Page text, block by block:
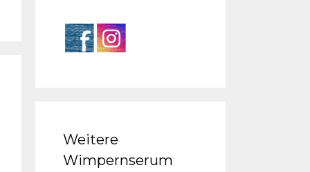
Weitere
Wimpernserum